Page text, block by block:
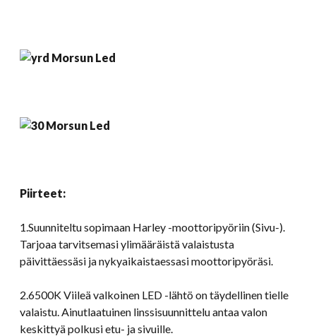
Piirteet:
1.Suunniteltu sopimaan Harley -moottoripyöriin (Sivu-).
Tarjoaa tarvitsemasi ylimääräistä valaistusta
päivittäessäsi ja nykyaikaistaessasi moottoripyöräsi.
2.6500K Viileä valkoinen LED -lähtö on täydellinen tielle
valaistu. Ainutlaatuinen linssisuunnittelu antaa valon
keskittyä polkusi etu- ja sivuille.